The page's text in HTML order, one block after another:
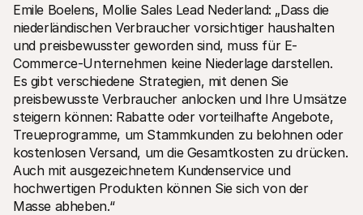
Emile Boelens, Mollie Sales Lead Nederland: „Dass die
niederländischen Verbraucher vorsichtiger haushalten
und preisbewusster geworden sind, muss für E-
Commerce-Unternehmen keine Niederlage darstellen.
Es gibt verschiedene Strategien, mit denen Sie
preisbewusste Verbraucher anlocken und Ihre Umsätze
steigern können: Rabatte oder vorteilhafte Angebote,
Treueprogramme, um Stammkunden zu belohnen oder
kostenlosen Versand, um die Gesamtkosten zu drücken.
Auch mit ausgezeichnetem Kundenservice und
hochwertigen Produkten können Sie sich von der
Masse abheben.“